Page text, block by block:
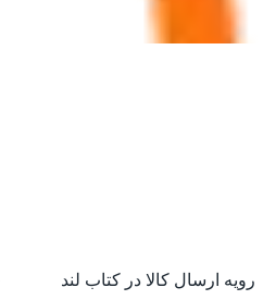
رویه ارسال کالا در کتاب لند